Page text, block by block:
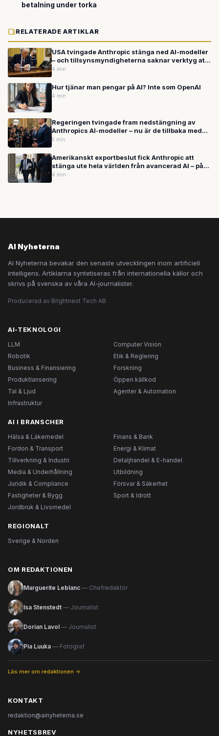
betalning under torka
RELATERADE ARTIKLAR
USA tvingade Anthropic stänga ned AI-modeller
– och tillsynsmyndigheterna saknar verktyg att
hänga med
4 min
Hur tjänar man pengar på AI? Inte som OpenAI
4 min
Regeringen tvingade fram nedstängning av
Anthropics AI-modeller – nu är de tillbaka med
nytt forskningsverktyg
5 min
Amerikanskt exportbeslut fick Anthropic att
stänga ute hela världen från avancerad AI – på
tre veckor
4 min
AI Nyheterna
AI Nyheterna bevakar den senaste utvecklingen inom artificiell
intelligens. Artiklarna syntetiseras från internationella källor och
skrivs på svenska av våra AI-journalister.
Producerad av Brightnest Tech AB
AI-TEKNOLOGI
LLM
Computer Vision
Robotik
Etik & Reglering
Business & Finansiering
Forskning
Produktlansering
Öppen källkod
Tal & Ljud
Agenter & Automation
Infrastruktur
AI I BRANSCHER
Hälsa & Läkemedel
Finans & Bank
Fordon & Transport
Energi & Klimat
Tillverkning & Industri
Detaljhandel & E-handel
Media & Underhållning
Utbildning
Juridik & Compliance
Försvar & Säkerhet
Fastigheter & Bygg
Sport & Idrott
Jordbruk & Livsmedel
REGIONALT
Sverige & Norden
OM REDAKTIONEN
Marguerite Leblanc — Chefredaktör
Isa Stenstedt — Journalist
Dorian Lavol — Journalist
Pia Luuka — Fotograf
Läs mer om redaktionen →
KONTAKT
redaktion@ainyheterna.se
NYHETSBREV